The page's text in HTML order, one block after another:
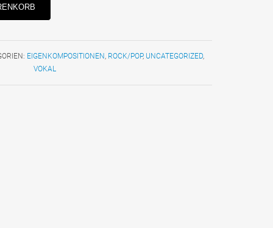
EIGENKOMPOSITIONEN , ROCK/POP, UNCATEGORIZED,
VOKAL